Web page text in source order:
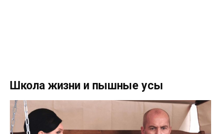
Школа жизни и пышные усы